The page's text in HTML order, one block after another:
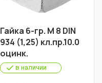
Гайка 6-гр. М 8 DIN
934 (1,25) кл.пр.10.0
оцинк.
в наличии